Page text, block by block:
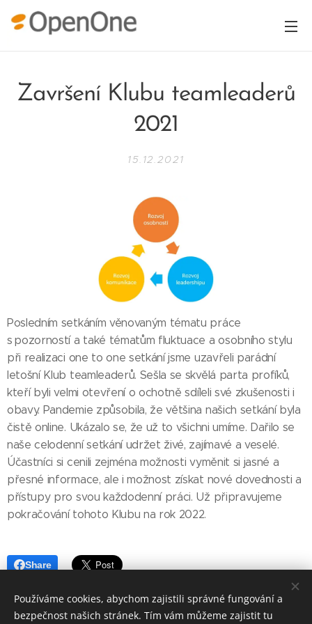
Završení Klubu teamleaderů
2021
15.12.2021
Posledním setkáním věnovaným tématu práce
s pozorností a také tématům fluktuace a osobního stylu
při realizaci one to one setkání jsme uzavřeli parádní
letošní Klub teamleaderů. Sešla se skvělá parta profíků,
kteří byli velmi otevření o ochotně sdíleli své zkušenosti i
obavy. Pandemie způsobila, že většina našich setkání byla
čistě online. Ukázalo se, že už to všichni umíme. Dařilo se
naše celodenní setkání udržet živé, zajímavé a veselé.
Účastníci si cenili zejména možnosti vyměnit si jasné a
přesné informace, ale i možnost získat nové dovednosti a
přístupy pro svou každodenní práci. Už připravujeme
pokračování tohoto Klubu na rok 2022.
Share
ShareFacebook
LinkedIn
EmailTwitter
Používáme cookies, abychom zajistili správné fungování a
bezpečnost našich stránek. Tím vám můžeme zajistit tu